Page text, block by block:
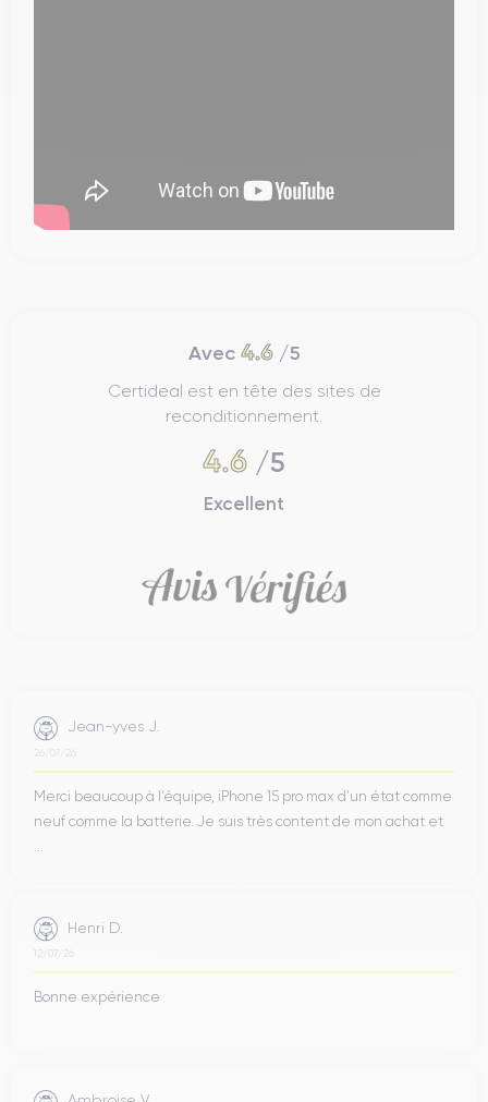
Avec 4.6/5
Certideal est en tête des sites de
reconditionnement.
4.6 /5
Excellent
Jean-yves J.
26/07/26
Merci beaucoup à l’équipe, iPhone 15 pro max d’un état comme
neuf comme la batterie. Je suis très content de mon achat et
Henri D.
12/07/26
Bonne expérience